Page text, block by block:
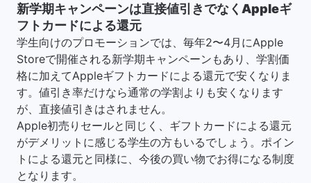
新学期キャンペーンは直接値引きでなくAppleギ
フトカードによる還元
学生向けのプロモーションでは、毎年2〜4月にApple
Storeで開催される新学期キャンペーンもあり、学割価
格に加えてAppleギフトカードによる還元で安くなりま
す。値引き率だけなら通常の学割よりも安くなります
が、直接値引きはされません。
Apple初売りセールと同じく、ギフトカードによる還元
がデメリットに感じる学生の方もいるでしょう。ポイン
トによる還元と同様に、今後の買い物でお得になる制度
となります。